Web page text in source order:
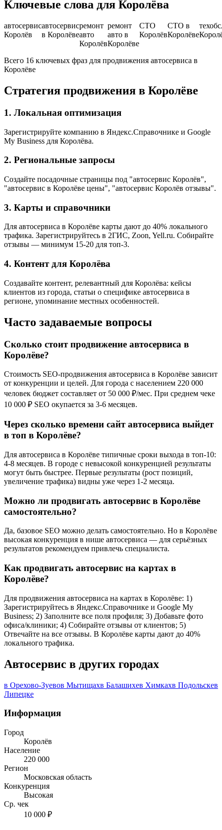
Ключевые слова для Королёва
автосервис
Королёв
автосервис
в Королёве
ремонт
авто
Королёв
ремонт
авто в
Королёве
СТО
Королёв
СТО в
Королёве
Всего 16 ключевых фраз для продвижения автосервиса в
Королёве
Стратегия продвижения в Королёве
1. Локальная оптимизация
Зарегистрируйте компанию в Яндекс.Справочнике и Google
My Business для Королёва.
2. Региональные запросы
Создайте посадочные страницы под "автосервис Королёв",
"автосервис в Королёве цены", "автосервис Королёв отзывы".
3. Карты и справочники
Для автосервиса в Королёве карты дают до 40% локального
трафика. Зарегистрируйтесь в 2ГИС, Zoon, Yell.ru. Собирайте
отзывы — минимум 15-20 для топ-3.
4. Контент для Королёва
Создавайте контент, релевантный для Королёва: кейсы
клиентов из города, статьи о специфике автосервиса в
регионе, упоминание местных особенностей.
Часто задаваемые вопросы
Сколько стоит продвижение автосервиса в
Королёве?
Стоимость SEO-продвижения автосервиса в Королёве зависит
от конкуренции и целей. Для города с населением 220 000
человек бюджет составляет от 50 000 ₽/мес. При среднем чеке
10 000 ₽ SEO окупается за 3-6 месяцев.
Через сколько времени сайт автосервиса выйдет
в топ в Королёве?
Для автосервиса в Королёве типичные сроки выхода в топ-10:
4-8 месяцев. В городе с невысокой конкуренцией результаты
могут быть быстрее. Первые результаты (рост позиций,
увеличение трафика) видны уже через 1-2 месяца.
Можно ли продвигать автосервис в Королёве
самостоятельно?
Да, базовое SEO можно делать самостоятельно. Но в Королёве
высокая конкуренция в нише автосервиса — для серьёзных
результатов рекомендуем привлечь специалиста.
Как продвигать автосервис на картах в
Королёве?
Для продвижения автосервиса на картах в Королёве: 1)
Зарегистрируйтесь в Яндекс.Справочнике и Google My
Business; 2) Заполните все поля профиля; 3) Добавьте фото
офиса/клиники; 4) Собирайте отзывы от клиентов; 5)
Отвечайте на все отзывы. В Королёве карты дают до 40%
локального трафика.
Автосервис в других городах
в Орехово-Зуевов Мытищахв Балашихев Химкахв Подольскев
Липецке
Информация
Город
Королёв
Население
220 000
Регион
Московская область
Конкуренция
Высокая
Ср. чек
10 000 ₽